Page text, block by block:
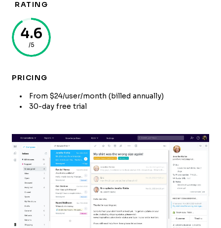
RATING
4.6
/5
PRICING
From $24/user/month (billed annually)
30-day free trial